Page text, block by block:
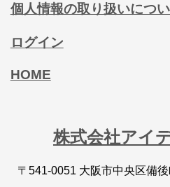
個人情報の取り扱いにつ
ログイン
HOME
株式会社アイ
〒541-0051 大阪市中央区備